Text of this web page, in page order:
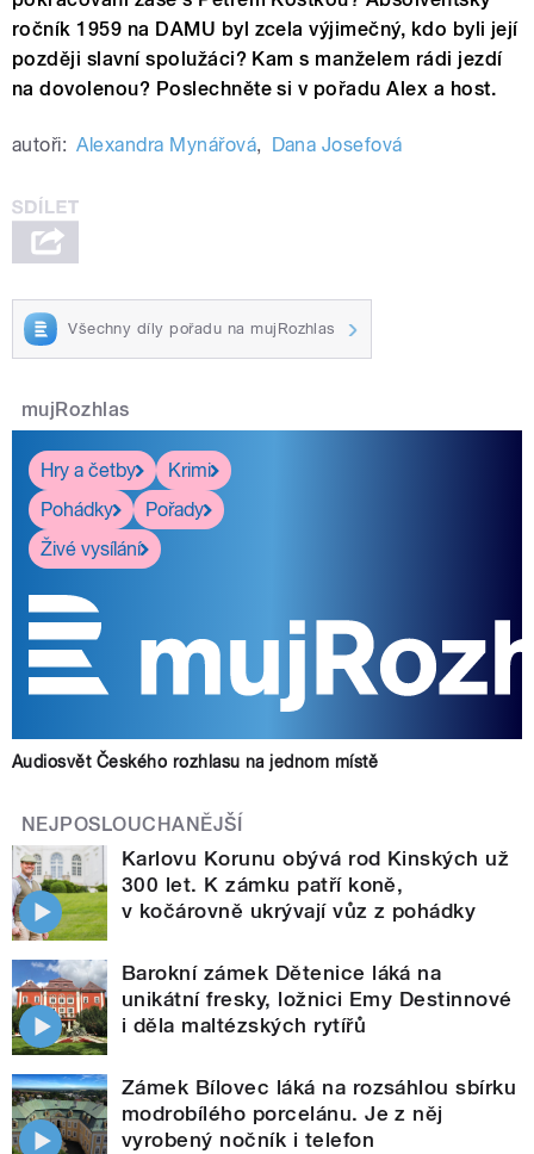
ročník 1959 na DAMU byl zcela výjimečný, kdo byli její
později slavní spolužáci? Kam s manželem rádi jezdí
na dovolenou? Poslechněte si v pořadu Alex a host.
autoři: Alexandra Mynářová, Dana Josefová
Všechny díly pořadu na mujRozhlas
mujRozhlas
Hry a četby
Krimi
Pohádky
Pořady
Živé vysílání
Audiosvět Českého rozhlasu na jednom místě
NEJPOSLOUCHANĚJŠÍ
Karlovu Korunu obývá rod Kinských už
300 let. K zámku patří koně,
v kočárovně ukrývají vůz z pohádky
Barokní zámek Dětenice láká na
unikátní fresky, ložnici Emy Destinnové
i děla maltézských rytířů
Zámek Bílovec láká na rozsáhlou sbírku
modrobílého porcelánu. Je z něj
vyrobený nočník i telefon